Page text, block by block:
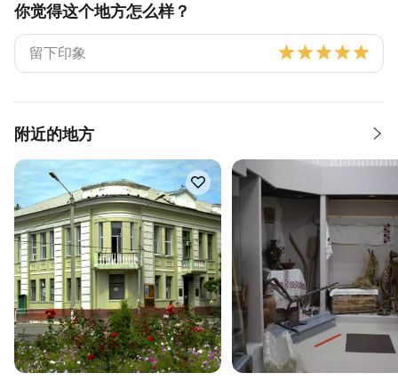
你觉得这个地方怎么样？
附近的地方